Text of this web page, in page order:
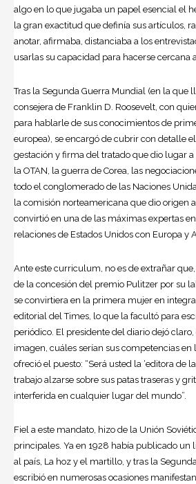
algo en lo que jugaba un papel esencial el
la gran exactitud que definía sus artículos,
anotar, afirmaba, distanciaba a los
usarlas su capacidad para hacerse cercana
Tras la Segunda Guerra Mundial (en la que
consejera de Franklin D. Roosevelt, con
para hablarle de sus conocimientos de
europea), se encargó de cubrir con detalle
gestación y firma del tratado que dio lugar
la OTAN, la guerra de Corea, las
todo el conglomerado de las Naciones
la comisión norteamericana que dio origen
convirtió en una de las máximas expertas
relaciones de Estados Unidos con Europa y
Ante este curriculum, no es de extrañar
de la concesión del premio Pulitzer por su
se convirtiera en la primera mujer en
editorial del Times, lo que la facultó para
periódico. El presidente del diario dejó
imagen, cuáles serían sus competencias en
ofreció el puesto: “Será usted la ‘editora de
trabajo alzarse sobre sus patas traseras y
interferida en cualquier lugar del mundo”.
Fiel a este mandato, hizo de la Unión
principales. Ya en 1928 había publicado un
al país, La hoz y el martillo, y tras la
escribió en numerosas ocasiones